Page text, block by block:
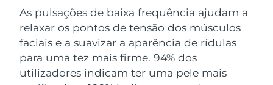
As pulsações de baixa frequência ajudam a
relaxar os pontos de tensão dos músculos
faciais e a suavizar a aparência de rídulas
para uma tez mais firme. 94% dos
utilizadores indicam ter uma pele mais
Emirados Árabes
Unidos
Entrega prevista 8/9/26
Reino Unido Entrega prevista